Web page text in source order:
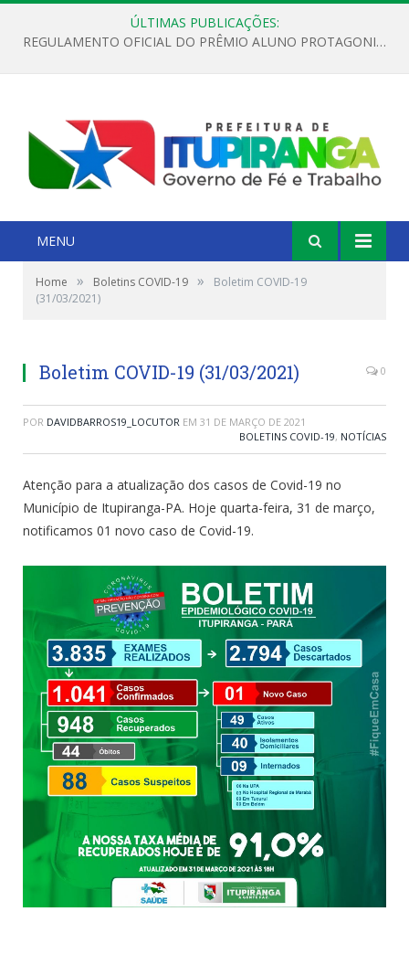
ÚLTIMAS PUBLICAÇÕES:
REGULAMENTO OFICIAL DO PRÊMIO ALUNO PROTAGONISTA – EDIÇÃO 2026
MENU
Home » Boletins COVID-19 »
Boletim COVID-19
(31/03/2021)
Boletim COVID-19 (31/03/2021) 0
POR DAVIDBARROS19_LOCUTOR EM 31 DE MARÇO DE 2021
BOLETINS COVID-19, NOTÍCIAS
Atenção para a atualização dos casos de Covid-19 no
Município de Itupiranga-PA. Hoje quarta-feira, 31 de março,
notificamos 01 novo caso de Covid-19.